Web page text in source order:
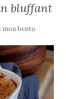
bluffant
mon bento